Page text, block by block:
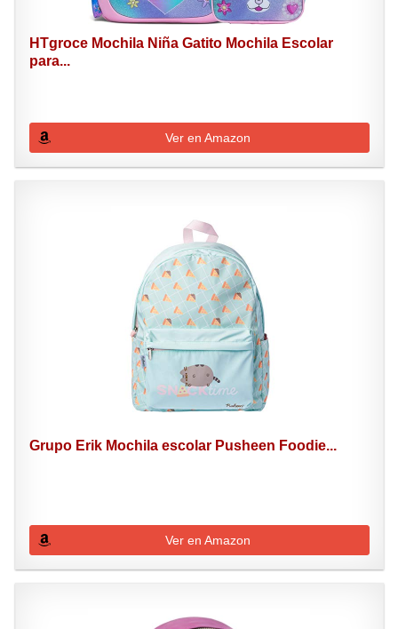
HTgroce Mochila Niña Gatito Mochila Escolar
para...
Ver en Amazon
Grupo Erik Mochila escolar Pusheen Foodie...
Ver en Amazon